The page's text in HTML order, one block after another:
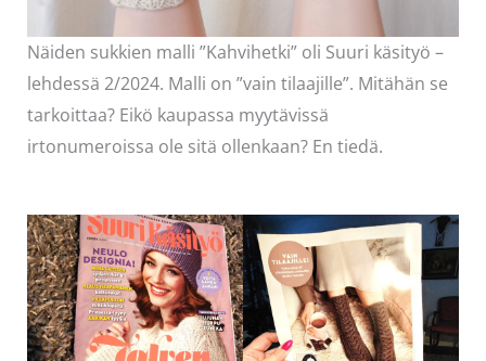
Näiden sukkien malli ”Kahvihetki” oli Suuri käsityö –
lehdessä 2/2024. Malli on ”vain tilaajille”. Mitähän se
tarkoittaa? Eikö kaupassa myytävissä
irtonumeroissa ole sitä ollenkaan? En tiedä.